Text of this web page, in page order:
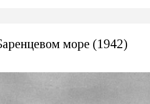
море (1942)